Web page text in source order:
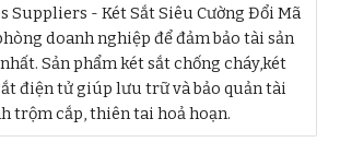
Suppliers - Két Sắt Siêu Cường Đổi Mã
doanh nghiệp để đảm bảo tài sản
Sản phẩm két sắt chống cháy,két
điện tử giúp lưu trữ và bảo quản tài
trộm cắp, thiên tai hoả hoạn.